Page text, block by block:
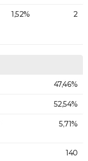
1,52% 2
47,46%
52,54%
5,71%
140